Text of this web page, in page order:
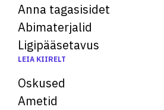
Anna tagasisidet
Abimaterjalid
Ligipääsetavus
LEIA KIIRELT
Oskused
Ametid